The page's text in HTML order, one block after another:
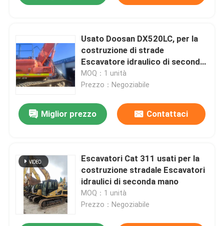
Prodotti
Video
Usato Doosan DX520LC, per la
costruzione di strade
Escavatore idraulico di seconda
mano
MOQ：1 unità
Prezzo：Negoziabile
Miglior prezzo Contattaci
Escavatori Cat 311 usati per la
costruzione stradale Escavatori
idraulici di seconda mano
MOQ：1 unità
Prezzo：Negoziabile